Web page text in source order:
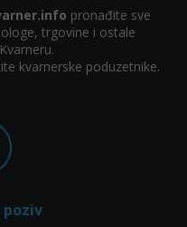
pronađite sve
trgovine i ostale
kvarnerske poduzetnike.
poziv